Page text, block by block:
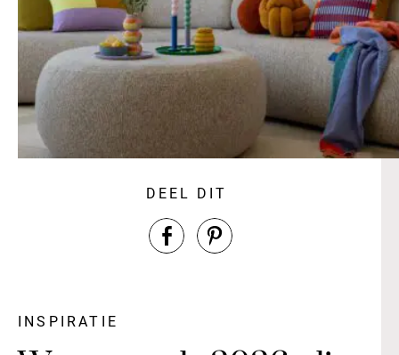
DEEL DIT
INSPIRATIE